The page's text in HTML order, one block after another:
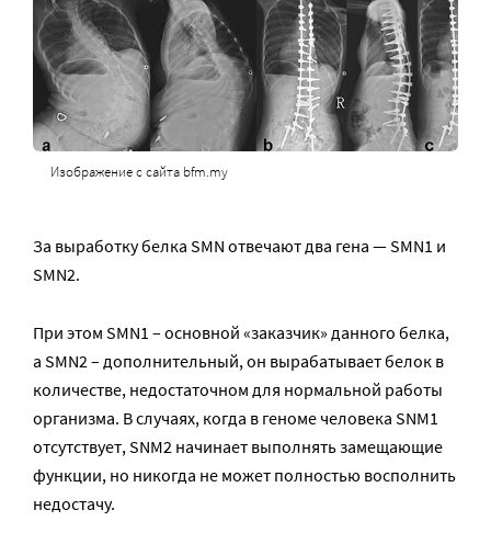
Изображение с сайта bfm.my
За выработку белка SMN отвечают два гена — SMN1 и
SMN2.
При этом SMN1 – основной «заказчик» данного белка,
а SMN2 – дополнительный, он вырабатывает белок в
количестве, недостаточном для нормальной работы
организма. В случаях, когда в геноме человека SNM1
отсутствует, SNM2 начинает выполнять замещающие
функции, но никогда не может полностью восполнить
недостачу.